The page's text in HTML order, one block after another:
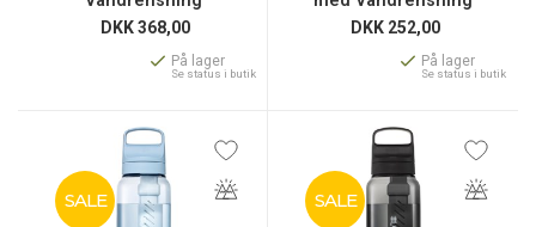
DKK368,00
På lager
Se status i butik
DKK 252,00
På lager
Se status i butik
SALE SALE